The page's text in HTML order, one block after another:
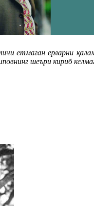
етмаган ерларни
шеъри кириб